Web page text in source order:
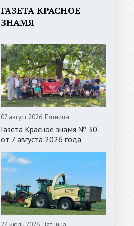
ГАЗЕТА КРАСНОЕ
ЗНАМЯ
07 август 2026, Пятница
Газета Красное знамя № 30
от 7 августа 2026 года